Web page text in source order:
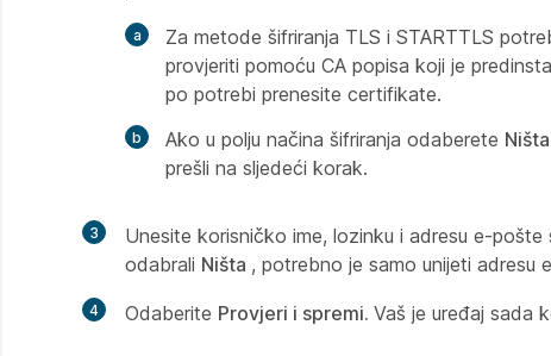
Za metode šifriranja TLS i STARTTLS
provjeriti pomoću CA popisa koji je
po potrebi prenesite certifikate.
Ako u polju načina šifriranja odaberete Ništa
prešli na sljedeći korak.
3
Unesite korisničko ime, lozinku i adresu e-
odabrali Ništa , potrebno je samo unijeti adresu
4 Odaberite Provjeri i spremi. Vaš je uređaj sada